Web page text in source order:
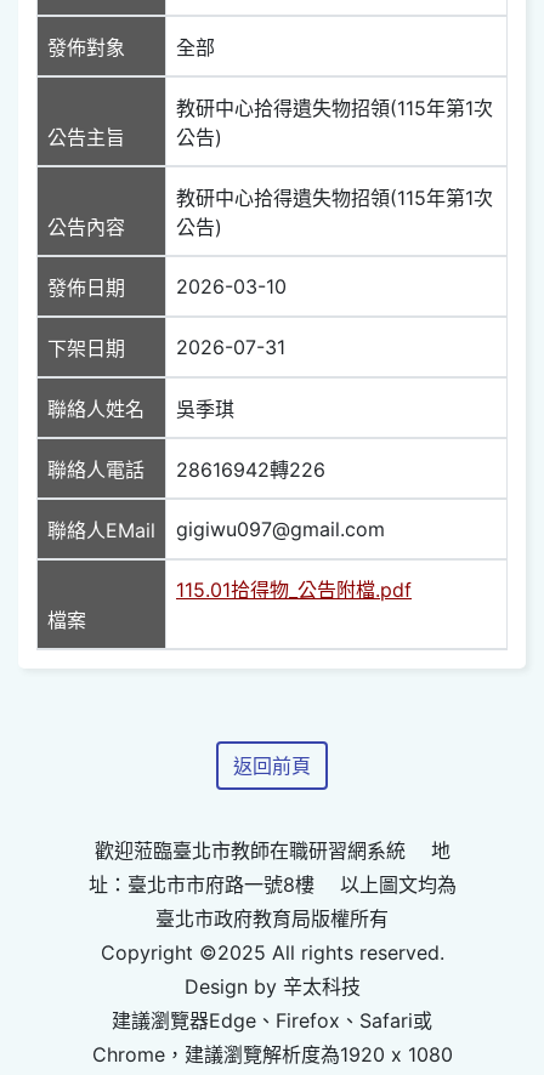
發佈對象 全部
公告主旨
教研中心拾得遺失物招領(115年第1次
公告)
公告內容
教研中心拾得遺失物招領(115年第1次
公告)
發佈日期 2026-03-10
下架日期 2026-07-31
聯絡人姓名 吳季琪
聯絡人電話 28616942轉226
聯絡人EMail gigiwu097@gmail.com
檔案
115.01拾得物_公告附檔.pdf
返回前頁
歡迎蒞臨臺北市教師在職研習網系統 地
址：臺北市市府路一號8樓 以上圖文均為
臺北市政府教育局版權所有
Copyright ©2025 All rights reserved.
Design by 辛太科技
建議瀏覽器Edge、Firefox、Safari或
Chrome，建議瀏覽解析度為1920 x 1080